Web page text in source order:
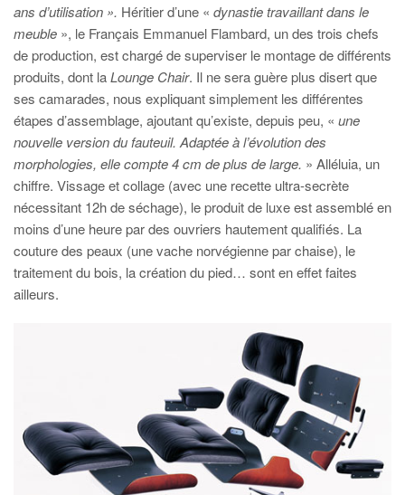
ans d’utilisation ». Héritier d’une « dynastie travaillant dans le
meuble », le Français Emmanuel Flambard, un des trois chefs
de production, est chargé de superviser le montage de différents
produits, dont laLounge Chair. Il ne sera guère plus disert que
ses camarades, nous expliquant simplement les différentes
étapes d’assemblage, ajoutant qu’existe, depuis peu, « une
nouvelle version du fauteuil. Adaptée à l’évolution des
morphologies, elle compte 4 cm de plus de large. » Alléluia, un
chiffre. Vissage et collage (avec une recette ultra-secrète
nécessitant 12h de séchage), le produit de luxe est assemblé en
moins d’une heure par des ouvriers hautement qualifiés. La
couture des peaux (une vache norvégienne par chaise), le
traitement du bois, la création du pied… sont en effet faites
ailleurs.